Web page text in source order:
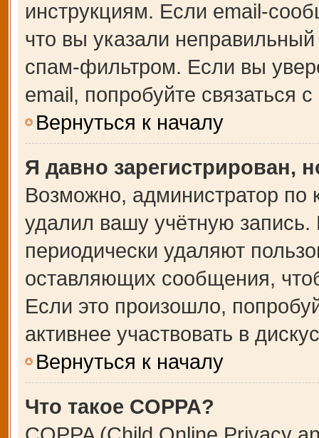
инструкциям. Если email-
что вы указали
спам-фильтром. Если вы
email, попробуйте связаться
Вернуться к началу
Я давно зарегистрирован,
Возможно, администратор по
удалил вашу учётную
периодически удаляют
оставляющих сообщения,
Если это произошло,
активнее участвовать в
Вернуться к началу
Что такое COPPA?